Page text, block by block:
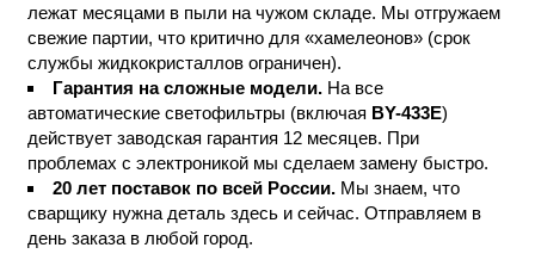
лежат месяцами в пыли на чужом складе. Мы отгружаем
свежие партии, что критично для «хамелеонов» (срок
службы жидкокристаллов ограничен).
Гарантия на сложные модели. На все
автоматические светофильтры (включая BY-433E)
действует заводская гарантия 12 месяцев. При
проблемах с электроникой мы сделаем замену быстро.
20 лет поставок по всей России. Мы знаем, что
сварщику нужна деталь здесь и сейчас. Отправляем в
день заказа в любой город.